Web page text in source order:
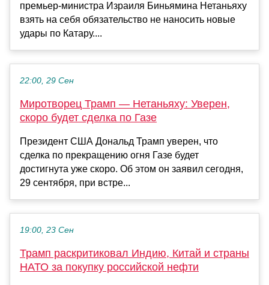
премьер-министра Израиля Биньямина Нетаньяху
взять на себя обязательство не наносить новые
удары по Катару....
22:00, 29 Сен
Миротворец Трамп — Нетаньяху: Уверен,
скоро будет сделка по Газе
Президент США Дональд Трамп уверен, что
сделка по прекращению огня Газе будет
достигнута уже скоро. Об этом он заявил сегодня,
29 сентября, при встре...
19:00, 23 Сен
Трамп раскритиковал Индию, Китай и страны
НАТО за покупку российской нефти